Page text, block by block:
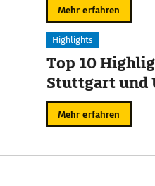
Mehr erfahren
Highlights
Top 10
Stuttgart und
Mehr erfahren